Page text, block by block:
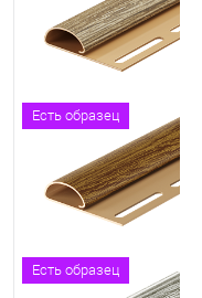
Есть образец
Есть образец